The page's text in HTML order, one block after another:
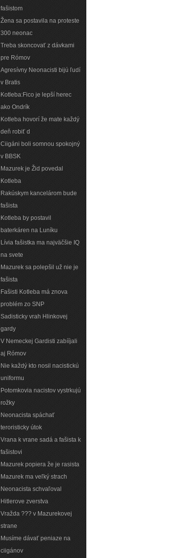
fašistom
Žena sa postavila na proteste
300 neonac
Treba skoncovať z dávkami
pre Rómov
Agresívny Neonacisti bijú ľudí
v Bratis
Kotleba:Fico je lepší herec
ako Ondrík
Kotleba hovorí že mate každý
deň robiť d
Ciigáni boli somnou spokojný
v BBSK
Mazurek je Žid povedal
Kotleba
Rakúskym kancelárom bude
fašista
Kotleba by postavil
baterkáren na Luníku
Lívia fašistka ma najväčšie IQ
na svete
Mazurek sa polepšil už nie je
fašista
Fašisti Kotleba má znova
problém zo SNP
Sadisticky vrah Hlinkovej
gardy
V Nemeckej Gardisti zabííjali
aj Rómov
Nie každý kto nosil nacistickú
uniformu
Potomkovia nacistov vystrkujú
rožky
Neonacista spáchať
teroristicky útok
Vrana k vrane sadá a fašista k
fašistovi
Mazurek popiera že je rasista
Mazurek ma veľký strach
Neonacista schvaľoval
Hitlerove zverstva
Vražda ??? v Mazurekovej
strane
Musíme dávať peniaze na
ciigánov